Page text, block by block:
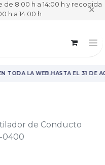
8:00 h a 14:00 h y recogida
h a 14:00 h ✕
TODA LA WEB·HASTA EL 31 DE
de Conducto
0400